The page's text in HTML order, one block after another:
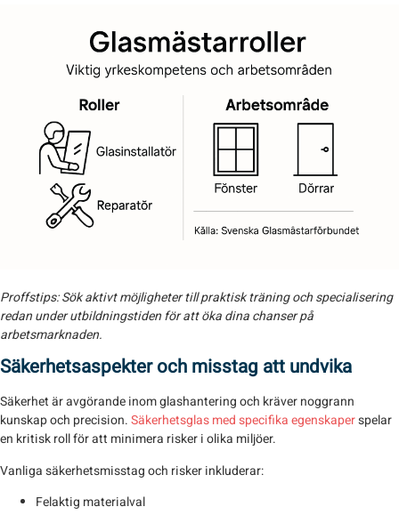
Proffstips:Sök aktivt möjligheter till praktisk träning och specialisering
redan under utbildningstiden för att öka dina chanser på
arbetsmarknaden.
Säkerhetsaspekter och misstag att undvika
Säkerhet är avgörande inom glashantering och kräver noggrann
kunskap och precision.Säkerhetsglas med specifika egenskaperspelar
en kritisk roll för att minimera risker i olika miljöer.
Vanliga säkerhetsmisstag och risker inkluderar:
Felaktig materialval